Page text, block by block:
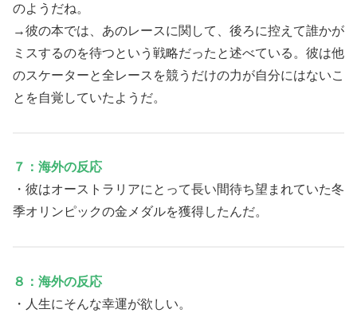
のようだね。
→彼の本では、あのレースに関して、後ろに控えて誰かが
ミスするのを待つという戦略だったと述べている。彼は他
のスケーターと全レースを競うだけの力が自分にはないこ
とを自覚していたようだ。
７：海外の反応
・彼はオーストラリアにとって長い間待ち望まれていた冬
季オリンピックの金メダルを獲得したんだ。
８：海外の反応
・人生にそんな幸運が欲しい。